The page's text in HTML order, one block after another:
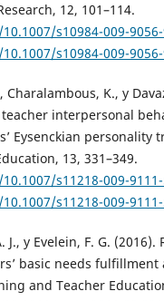
12, 101–114.
s10984-009-
s10984-009-
Charalambous, K., y
teacher interpersonal
Eysenckian personality
13, 331–349.
s11218-009-
s11218-009-
J., y Evelein, F. G.
basic needs
and Teacher